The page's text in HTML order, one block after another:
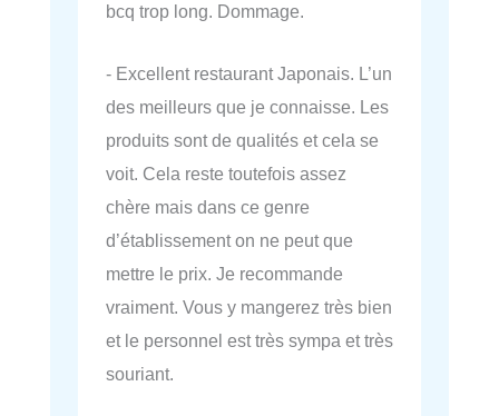
bcq trop long. Dommage.
- Excellent restaurant Japonais. L’un
des meilleurs que je connaisse. Les
produits sont de qualités et cela se
voit. Cela reste toutefois assez
chère mais dans ce genre
d’établissement on ne peut que
mettre le prix. Je recommande
vraiment. Vous y mangerez très bien
et le personnel est très sympa et très
souriant.